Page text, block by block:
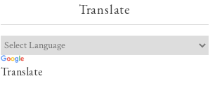
Translate
Translate